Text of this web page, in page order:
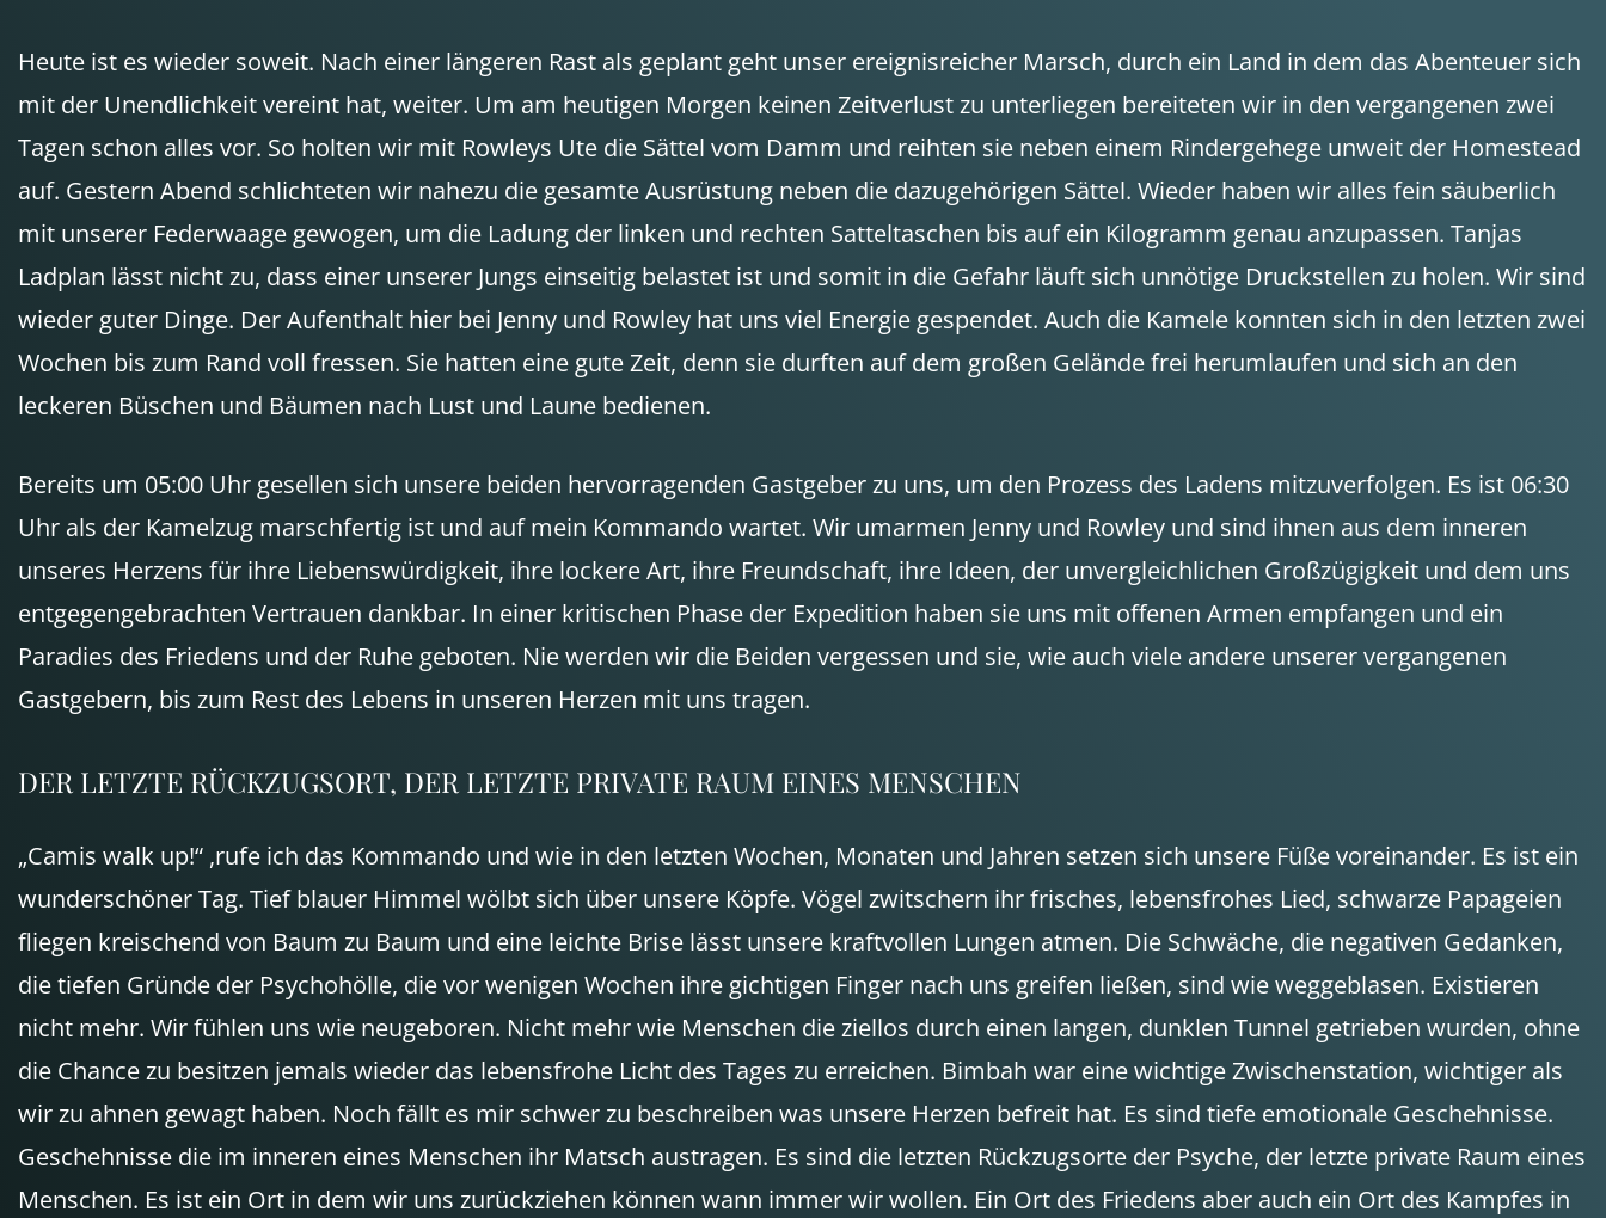
Heute ist es wieder soweit. Nach einer längeren Rast als geplant geht unser ereignisreicher Marsch, durch ein Land in dem das Abenteuer sich
mit der Unendlichkeit vereint hat, weiter. Um am heutigen Morgen keinen Zeitverlust zu unterliegen bereiteten wir in den vergangenen zwei
Tagen schon alles vor. So holten wir mit Rowleys Ute die Sättel vom Damm und reihten sie neben einem Rindergehege unweit der Homestead
auf. Gestern Abend schlichteten wir nahezu die gesamte Ausrüstung neben die dazugehörigen Sättel. Wieder haben wir alles fein säuberlich
mit unserer Federwaage gewogen, um die Ladung der linken und rechten Satteltaschen bis auf ein Kilogramm genau anzupassen. Tanjas
Ladplan lässt nicht zu, dass einer unserer Jungs einseitig belastet ist und somit in die Gefahr läuft sich unnötige Druckstellen zu holen. Wir sind
wieder guter Dinge. Der Aufenthalt hier bei Jenny und Rowley hat uns viel Energie gespendet. Auch die Kamele konnten sich in den letzten zwei
Wochen bis zum Rand voll fressen. Sie hatten eine gute Zeit, denn sie durften auf dem großen Gelände frei herumlaufen und sich an den
leckeren Büschen und Bäumen nach Lust und Laune bedienen.
Bereits um 05:00 Uhr gesellen sich unsere beiden hervorragenden Gastgeber zu uns, um den Prozess des Ladens mitzuverfolgen. Es ist 06:30
Uhr als der Kamelzug marschfertig ist und auf mein Kommando wartet. Wir umarmen Jenny und Rowley und sind ihnen aus dem inneren
unseres Herzens für ihre Liebenswürdigkeit, ihre lockere Art, ihre Freundschaft, ihre Ideen, der unvergleichlichen Großzügigkeit und dem uns
entgegengebrachten Vertrauen dankbar. In einer kritischen Phase der Expedition haben sie uns mit offenen Armen empfangen und ein
Paradies des Friedens und der Ruhe geboten. Nie werden wir die Beiden vergessen und sie, wie auch viele andere unserer vergangenen
Gastgebern, bis zum Rest des Lebens in unseren Herzen mit uns tragen.
DER LETZTE RÜCKZUGSORT, DER LETZTE PRIVATE RAUM EINES MENSCHEN
„Camis walk up!“ ,rufe ich das Kommando und wie in den letzten Wochen, Monaten und Jahren setzen sich unsere Füße voreinander. Es ist ein
wunderschöner Tag. Tief blauer Himmel wölbt sich über unsere Köpfe. Vögel zwitschern ihr frisches, lebensfrohes Lied, schwarze Papageien
fliegen kreischend von Baum zu Baum und eine leichte Brise lässt unsere kraftvollen Lungen atmen. Die Schwäche, die negativen Gedanken,
die tiefen Gründe der Psychohölle, die vor wenigen Wochen ihre gichtigen Finger nach uns greifen ließen, sind wie weggeblasen. Existieren
nicht mehr. Wir fühlen uns wie neugeboren. Nicht mehr wie Menschen die ziellos durch einen langen, dunklen Tunnel getrieben wurden, ohne
die Chance zu besitzen jemals wieder das lebensfrohe Licht des Tages zu erreichen. Bimbah war eine wichtige Zwischenstation, wichtiger als
wir zu ahnen gewagt haben. Noch fällt es mir schwer zu beschreiben was unsere Herzen befreit hat. Es sind tiefe emotionale Geschehnisse.
Geschehnisse die im inneren eines Menschen ihr Matsch austragen. Es sind die letzten Rückzugsorte der Psyche, der letzte private Raum eines
Menschen. Es ist ein Ort in dem wir uns zurückziehen können wann immer wir wollen. Ein Ort des Friedens aber auch ein Ort des Kampfes in